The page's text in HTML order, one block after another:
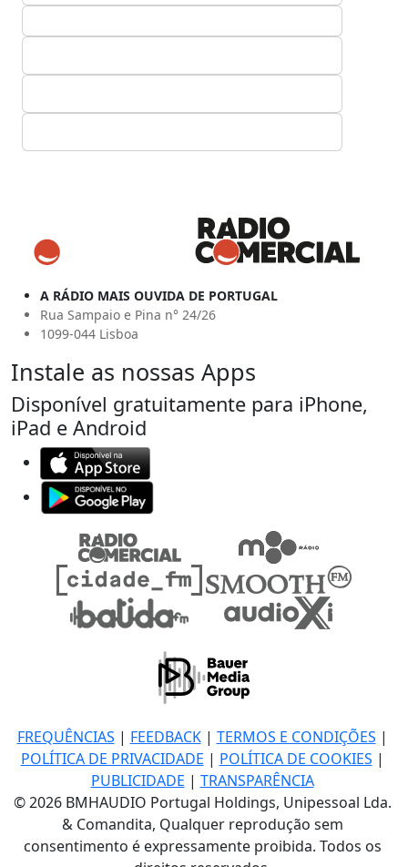
A RÁDIO MAIS OUVIDA DE PORTUGAL
Rua Sampaio e Pina n° 24/26
1099-044 Lisboa
Instale as nossas Apps
Disponível gratuitamente para iPhone,
iPad e Android
FREQUÊNCIAS | FEEDBACK| TERMOS E CONDIÇÕES |
POLÍTICA DE PRIVACIDADE | POLÍTICA DE COOKIES |
PUBLICIDADE | TRANSPARÊNCIA
© 2026 BMHAUDIO Portugal Holdings, Unipessoal Lda.
& Comandita, Qualquer reprodução sem
consentimento é expressamente proibida. Todos os